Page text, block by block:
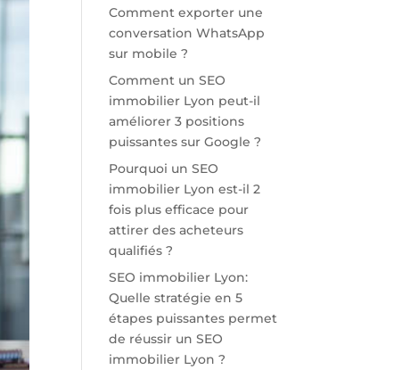
Comment exporter une
conversation WhatsApp
sur mobile ?
Comment un SEO
immobilier Lyon peut-il
améliorer 3 positions
puissantes sur Google ?
Pourquoi un SEO
immobilier Lyon est-il 2
fois plus efficace pour
attirer des acheteurs
qualifiés ?
SEO immobilier Lyon:
Quelle stratégie en 5
étapes puissantes permet
de réussir un SEO
immobilier Lyon ?